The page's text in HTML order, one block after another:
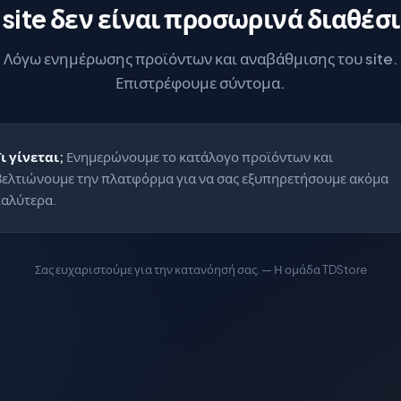
δεν είναι προσωρινά
Λόγω ενημέρωσης προϊόντων και αναβάθμισης του site.
Επιστρέφουμε σύντομα.
γίνεται; Ενημερώνουμε το κατάλογο προϊόντων και
την πλατφόρμα για να σας εξυπηρετήσουμε ακόμα
Σας ευχαριστούμε για την κατανόησή σας. — Η ομάδα TDStore